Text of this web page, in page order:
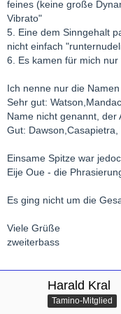
feines (keine große
Vibrato"
5. Eine dem Sinngehalt
nicht einfach
6. Es kamen für mich
Ich nenne nur die
Sehr gut:
Name nicht genannt, der
Gut:
Einsame Spitze war
Eije Oue - die
Es ging nicht um die
Viele Grüße
zweiterbass
Harald Kral
Tamino-Mitglied